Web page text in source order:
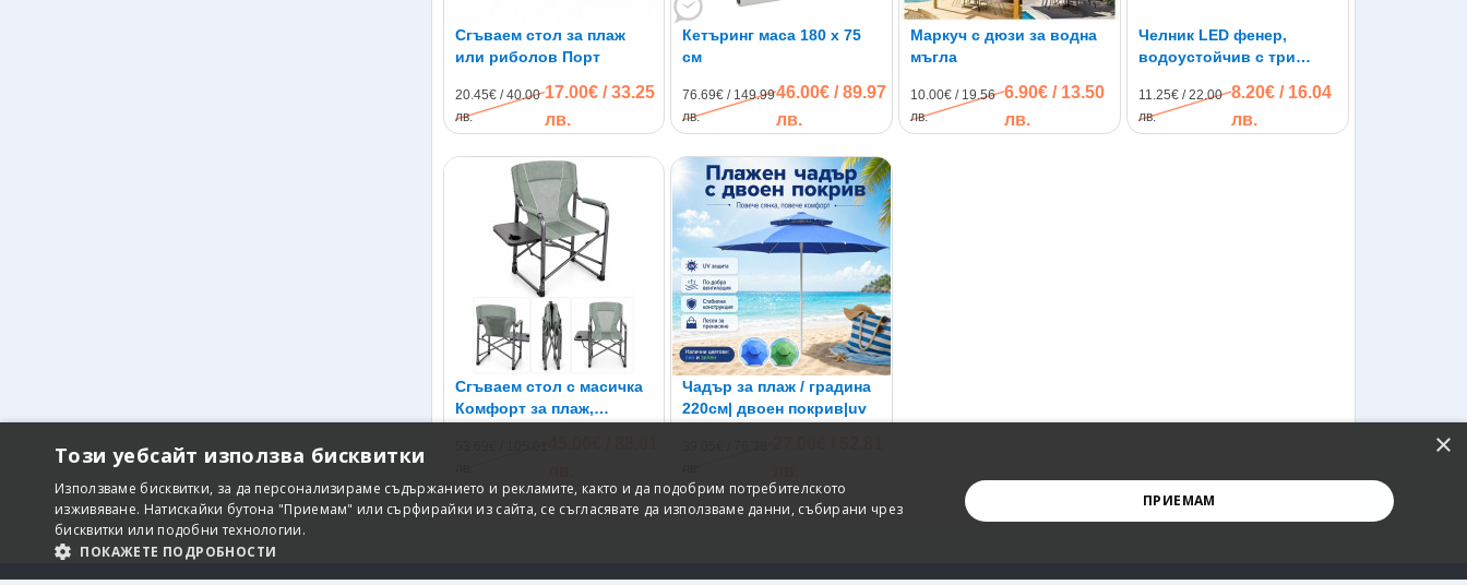
Сгъваем стол за плаж
или риболов Порт
20.45€ / 40.00
лв.
17.00€ / 33.25
лв.
Кетъринг маса 180 x 75
см
76.69€ / 149.99
лв.
46.00€ / 89.97
лв.
Маркуч с дюзи за водна
мъгла
10.00€ / 19.56
лв.
6.90€ / 13.50
лв.
Челник LED фенер,
водоустойчив с три
11.25€ / 22.00
лв.
8.20€ / 16.04
лв.
Сгъваем стол с масичка
Комфорт за плаж,
Чадър за плаж / градина
220см| двоен покрив|uv
×
Този уебсайт използва бисквитки
Използваме бисквитки, за да персонализираме съдържанието и рекламите, както и да подобрим потребителското
изживяване. Натискайки бутона "Приемам" или сърфирайки из сайта, се съгласявате да използваме данни, събирани чрез
бисквитки или подобни технологии.
ПОКАЖЕТЕ ПОДРОБНОСТИ
ПРИЕМАМ